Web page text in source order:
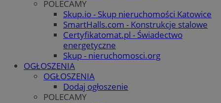
POLECAMY
Skup.io - Skup nieruchomości Katowice
SmartHalls.com - Konstrukcje stalowe
Certyfikatomat.pl - Świadectwo
energetyczne
Skup - nieruchomosci.org
OGŁOSZENIA
OGŁOSZENIA
Dodaj ogłoszenie
POLECAMY